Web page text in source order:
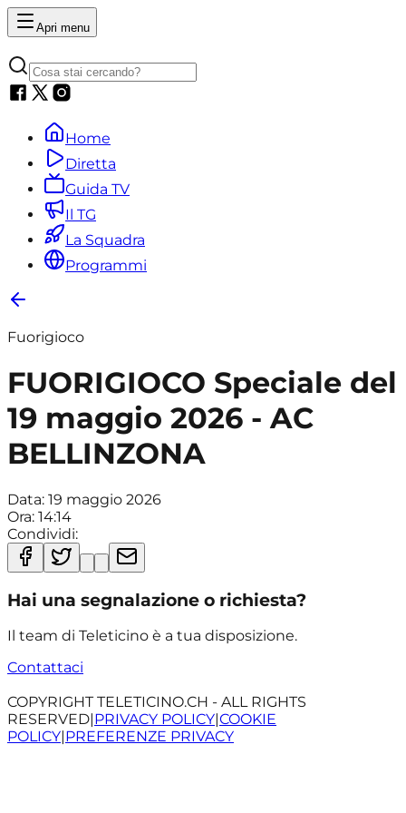
Apri menu
Home
Diretta
Guida TV
Il TG
La Squadra
Programmi
Fuorigioco
FUORIGIOCO Speciale del
19 maggio 2026 - AC
BELLINZONA
Data: 19 maggio 2026
Ora: 14:14
Condividi:
Hai una segnalazione o richiesta?
Il team di Teleticino è a tua disposizione.
Contattaci
COPYRIGHT TELETICINO.CH - ALL RIGHTS
RESERVED|PRIVACY POLICY|COOKIE
POLICY|PREFERENZE PRIVACY